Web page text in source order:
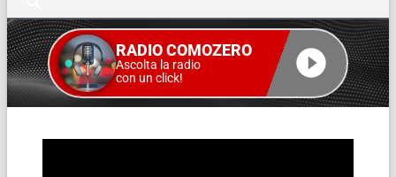
RADIO COMOZERO
Ascolta la radio
con un click!